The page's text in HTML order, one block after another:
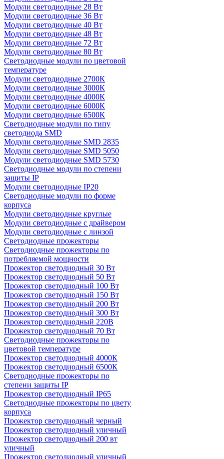
Модули светодиодные 28 Вт
Модули светодиодные 36 Вт
Модули светодиодные 40 Вт
Модули светодиодные 48 Вт
Модули светодиодные 72 Вт
Модули светодиодные 80 Вт
Светодиодные модули по цветовой
температуре
Модули светодиодные 2700К
Модули светодиодные 3000К
Модули светодиодные 4000К
Модули светодиодные 6000К
Модули светодиодные 6500К
Светодиодные модули по типу
светодиода SMD
Модули светодиодные SMD 2835
Модули светодиодные SMD 5050
Модули светодиодные SMD 5730
Светодиодные модули по степени
защиты IP
Модули светодиодные IP20
Светодиодные модули по форме
корпуса
Модули светодиодные круглые
Модули светодиодные с драйвером
Модули светодиодные с линзой
Светодиодные прожекторы
Светодиодные прожекторы по
потребляемой мощности
Прожектор светодиодный 30 Вт
Прожектор светодиодный 50 Вт
Прожектор светодиодный 100 Вт
Прожектор светодиодный 150 Вт
Прожектор светодиодный 200 Вт
Прожектор светодиодный 300 Вт
Прожектор светодиодный 220В
Прожектор светодиодный 70 Вт
Светодиодные прожекторы по
цветовой температуре
Прожектор светодиодный 4000К
Прожектор светодиодный 6500К
Светодиодные прожекторы по
степени защиты IP
Прожектор светодиодный IP65
Светодиодные прожекторы по цвету
корпуса
Прожектор светодиодный черный
Прожектор светодиодный уличный
Прожектор светодиодный 200 вт
уличный
Прожектор светодиодный уличный